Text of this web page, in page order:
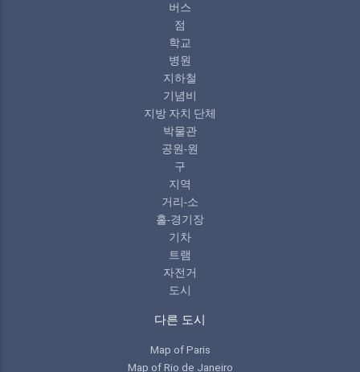
버스
점
학교
병원
지하철
기념비
지방 자치 단체
박물관
공원-원
구
지역
거리-소
홀-경기장
기차
트램
자전거
도시
다른 도시
Map of Paris
Map of Rio de Janeiro